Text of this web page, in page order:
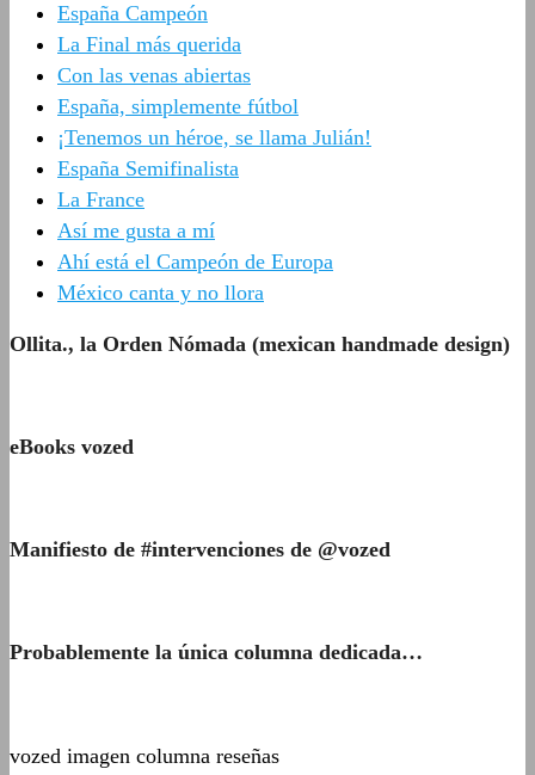
España Campeón
La Final más querida
Con las venas abiertas
España, simplemente fútbol
¡Tenemos un héroe, se llama Julián!
España Semifinalista
La France
Así me gusta a mí
Ahí está el Campeón de Europa
México canta y no llora
Ollita., la Orden Nómada (mexican handmade design)
eBooks vozed
Manifiesto de #intervenciones de @vozed
Probablemente la única columna dedicada…
vozed imagen columna reseñas